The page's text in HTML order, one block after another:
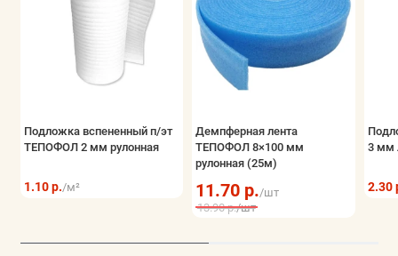
Подложка вспененный п/эт
ТЕПОФОЛ 2 мм рулонная
1.10 р./м²
Демпферная лента
ТЕПОФОЛ 8×100 мм
рулонная (25м)
11.70 р./шт
13.90 р./шт
3 мм
2.30